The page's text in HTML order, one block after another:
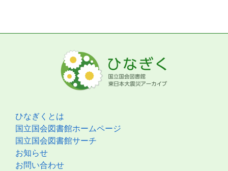
ひなぎくとは
国立国会図書館ホームページ
国立国会図書館サーチ
お知らせ
お問い合わせ